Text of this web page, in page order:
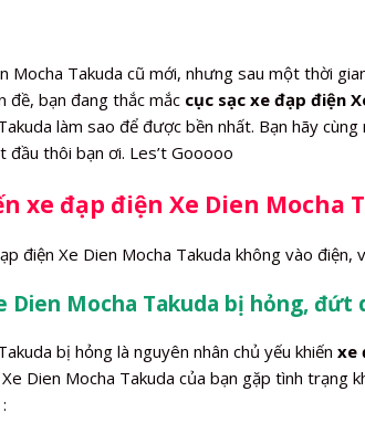
Mocha Takuda cũ mới, nhưng sau một thời
đề, bạn đang thắc mắc cục sạc xe đạp điện
làm sao để được bền nhất. Bạn hãy
đầu thôi bạn ơi. Les’t Gooooo
xe đạp điện Xe Dien Mocha
điện Xe Dien Mocha Takuda không vào điện,
Dien Mocha Takuda bị hỏng, đứt
bị hỏng là nguyên nhân chủ yếu khiến xe
Dien Mocha Takuda của bạn gặp tình trạng